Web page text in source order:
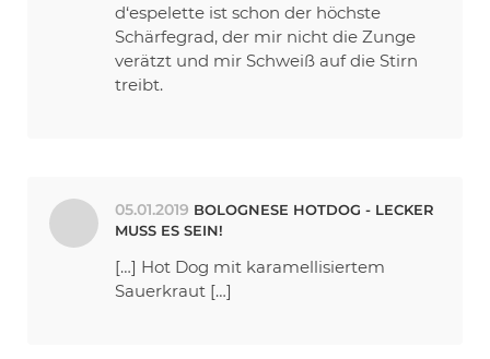
d‘espelette ist schon der höchste
Schärfegrad, der mir nicht die Zunge
verätzt und mir Schweiß auf die Stirn
treibt.
05.01.2019 BOLOGNESE HOTDOG - LECKER
MUSS ES SEIN!
[…] Hot Dog mit karamellisiertem
Sauerkraut […]